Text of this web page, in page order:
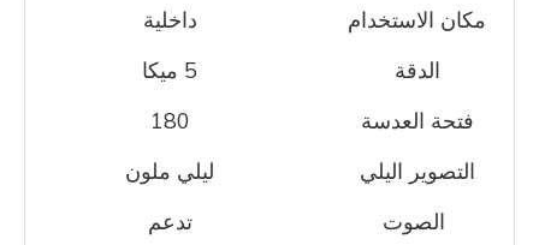
مكان الاستخدام
داخلية
الدقة
5 ميكا
فتحة العدسة
180
التصوير اليلي
ليلي ملون
الصوت
تدعم